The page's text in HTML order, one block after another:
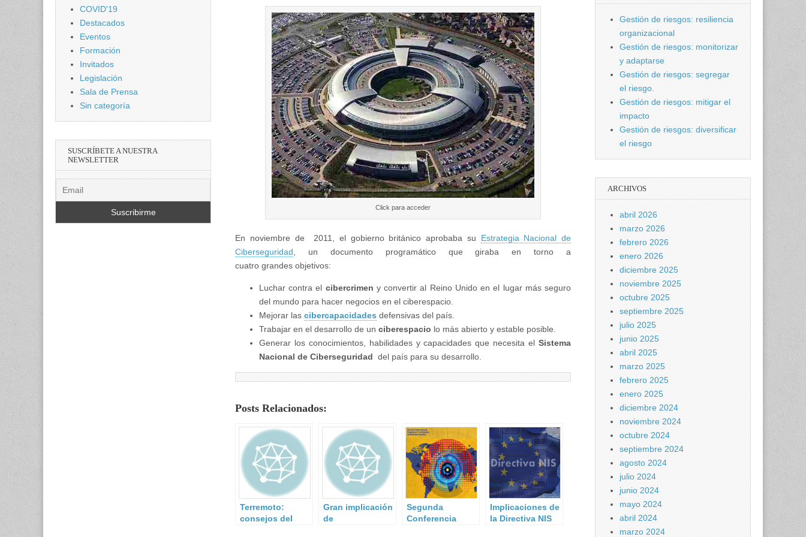
Click para acceder
En noviembre de 2011, el gobierno británico aprobaba su Estrategia Nacional de
Ciberseguridad, un documento programático que giraba en torno a
cuatro grandes objetivos:
Luchar contra el cibercrimen y convertir al Reino Unido en el lugar más seguro
del mundo para hacer negocios en el ciberespacio.
Mejorar las cibercapacidades defensivas del país.
Trabajar en el desarrollo de un ciberespacio lo más abierto y estable posible.
Generar los conocimientos, habilidades y capacidades que necesita el Sistema
Nacional de Ciberseguridad del país para su desarrollo.
Posts Relacionados:
Terremoto:
consejos del
Gran implicación
de
Segunda
Conferencia
Implicaciones de
la Directiva NIS
COVID'19
Destacados
Eventos
Formación
Invitados
Legislación
Sala de Prensa
Sin categoría
SUSCRÍBETE A NUESTRA
NEWSLETTER
Gestión de riesgos: resiliencia
organizacional
Gestión de riesgos: monitorizar
y adaptarse
Gestión de riesgos: segregar
el riesgo.
Gestión de riesgos: mitigar el
impacto
Gestión de riesgos: diversificar
el riesgo
ARCHIVOS
abril 2026
marzo 2026
febrero 2026
enero 2026
diciembre 2025
noviembre 2025
octubre 2025
septiembre 2025
julio 2025
junio 2025
abril 2025
marzo 2025
febrero 2025
enero 2025
diciembre 2024
noviembre 2024
octubre 2024
septiembre 2024
agosto 2024
julio 2024
junio 2024
mayo 2024
abril 2024
marzo 2024